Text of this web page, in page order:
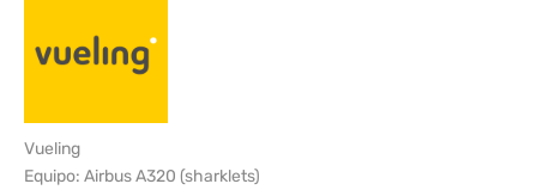
Vueling
Equipo: Airbus A320 (sharklets)